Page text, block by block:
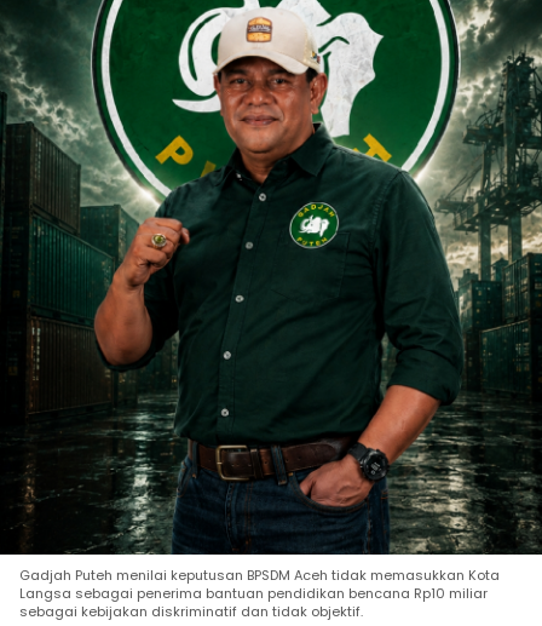
Gadjah Puteh menilai keputusan BPSDM Aceh tidak memasukkan Kota
Langsa sebagai penerima bantuan pendidikan bencana Rp10 miliar
sebagai kebijakan diskriminatif dan tidak objektif.